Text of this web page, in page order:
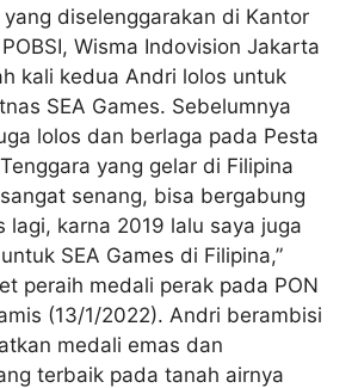
diselenggarakan di Kantor
Wisma Indovision Jakarta
kali kedua Andri lolos untuk
SEA Games. Sebelumnya
lolos dan berlaga pada Pesta
yang gelar di Filipina
senang, bisa bergabung
lagi, karna 2019 lalu saya juga
SEA Games di Filipina,”
peraih medali perak pada PON
(13/1/2022). Andri berambisi
medali emas dan
terbaik pada tanah airnya